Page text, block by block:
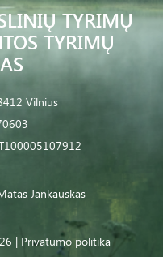
TYRIMŲ
TYRIMŲ
Vilnius
| Privatumo politika
Jankauskas